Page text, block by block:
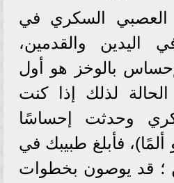
العصبي السكري في
اليدين والقدمين،
بالوخز هو أول
لذلك إذا كنت
وحدثت إحساسًا
ألمًا)، فأبلغ طبيبك في
؛ قد يوصون بخطوات